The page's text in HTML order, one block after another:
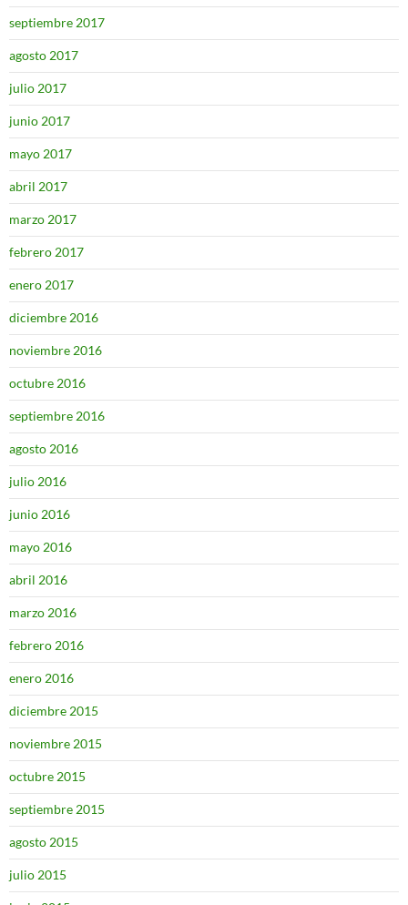
septiembre 2017
agosto 2017
julio 2017
junio 2017
mayo 2017
abril 2017
marzo 2017
febrero 2017
enero 2017
diciembre 2016
noviembre 2016
octubre 2016
septiembre 2016
agosto 2016
julio 2016
junio 2016
mayo 2016
abril 2016
marzo 2016
febrero 2016
enero 2016
diciembre 2015
noviembre 2015
octubre 2015
septiembre 2015
agosto 2015
julio 2015